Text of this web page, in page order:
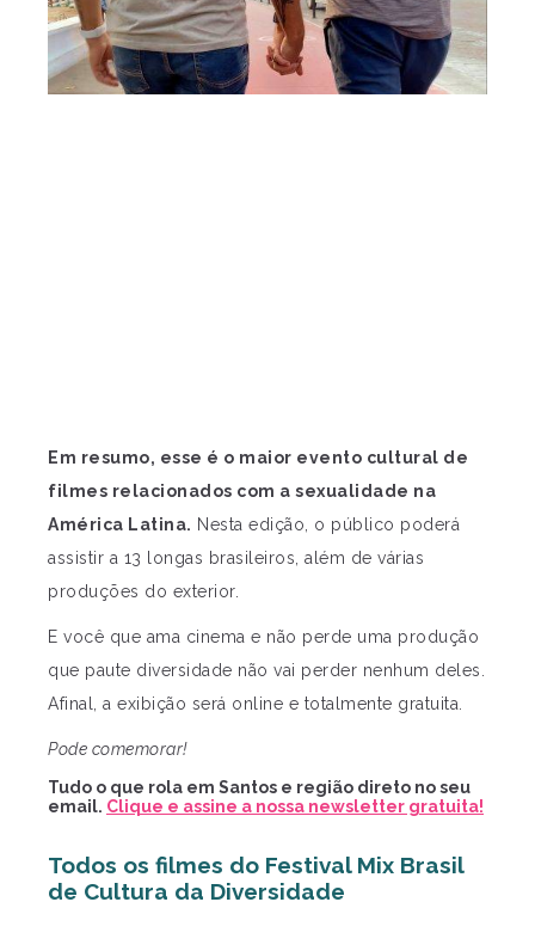
Em resumo, esse é o maior evento cultural de
filmes relacionados com a sexualidade na
América Latina. Nesta edição, o público poderá
assistir a 13 longas brasileiros, além de várias
produções do exterior.
E você que ama cinema e não perde uma produção
que paute diversidade não vai perder nenhum deles.
Afinal, a exibição será online e totalmente gratuita.
Pode comemorar!
Tudo o que rola em Santos e região direto no seu
email. Clique e assine a nossa newsletter gratuita!
Todos os filmes do Festival Mix Brasil
de Cultura da Diversidade